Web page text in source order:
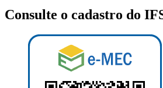
Consulte o cadastro do